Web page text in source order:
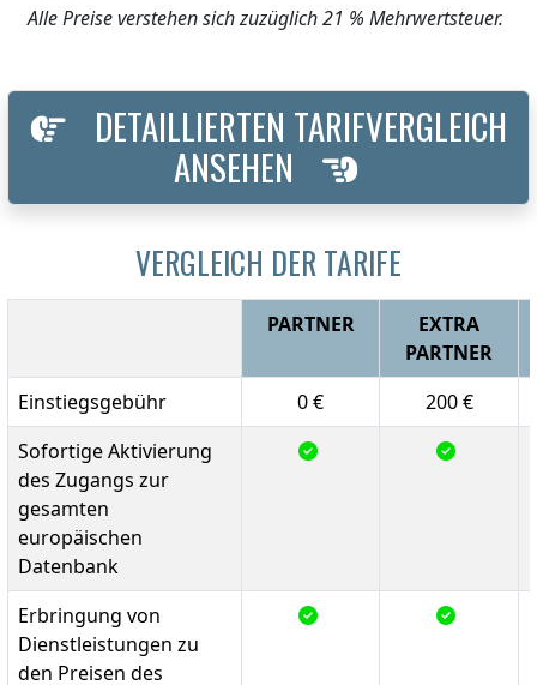
Alle Preise verstehen sich zuzüglich 21 % Mehrwertsteuer.
DETAILLIERTEN TARIFVERGLEICH
ANSEHEN
VERGLEICH DER TARIFE
PARTNER
EXTRA
PARTNER
Einstiegsgebühr
0 €
200 €
Sofortige Aktivierung
des Zugangs zur
gesamten
europäischen
Datenbank
Erbringung von
Dienstleistungen zu
den Preisen des